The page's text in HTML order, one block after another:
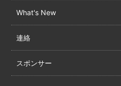
What's New
連絡
スポンサー